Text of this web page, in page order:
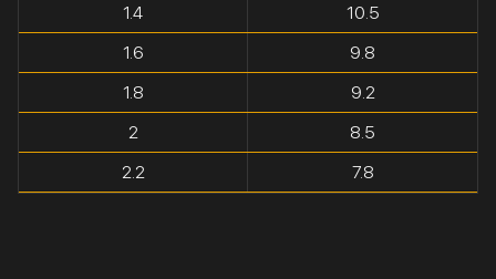
1.4
10.5
1.6
9.8
1.8
9.2
2
8.5
2.2
7.8